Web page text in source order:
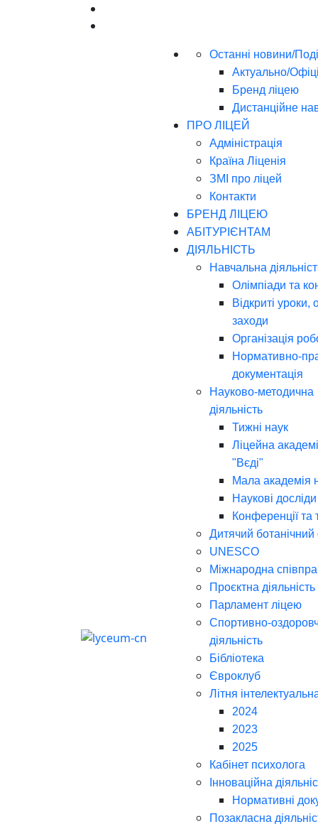
Останні новини/
Актуально/
Бренд ліцею
Дистанційне
ПРО ЛІЦЕЙ
Адміністрація
Країна Ліценія
ЗМІ про ліцей
Контакти
БРЕНД ЛІЦЕЮ
АБІТУРІЄНТАМ
ДІЯЛЬНІСТЬ
Навчальна
Олімпіади та
Відкриті уроки,
заходи
Організація
Нормативно-
документація
Науково-методична
діяльність
Тижні наук
Ліцейна
"Вєді"
Мала академія
Наукові досліди
Конференції та
Дитячий ботанічний
UNESCO
Міжнародна
Проєктна діяльність
Парламент ліцею
Спортивно-
діяльність
Бібліотека
Євроклуб
Літня
2024
2023
2025
Кабінет психолога
Інноваційна
Нормативні
Позакласна